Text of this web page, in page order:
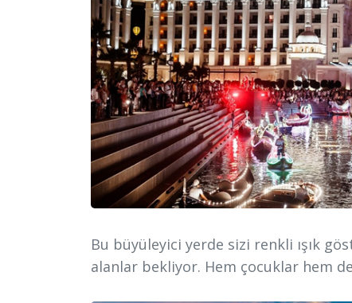
Bu büyüleyici yerde sizi renkli ışık
alanlar bekliyor. Hem çocuklar hem